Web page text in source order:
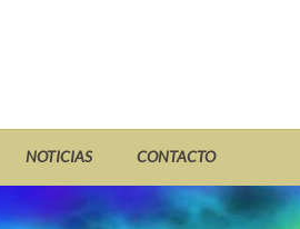
NOTICIAS CONTACTO